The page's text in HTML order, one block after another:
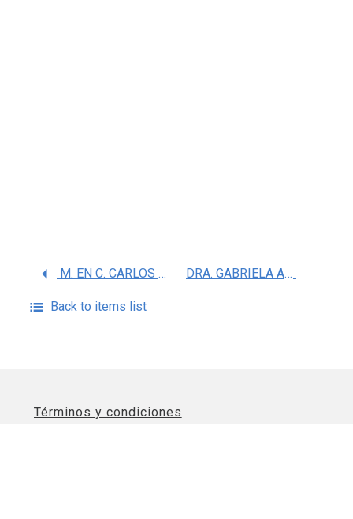
M. EN C. CARLOS LANDA SOLIS DRA. GABRIELA ANGELICA MARTINEZ NAVA
Back to items list
Términos y condiciones